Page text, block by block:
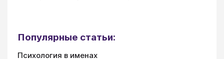
Популярные статьи:
Психология в именах